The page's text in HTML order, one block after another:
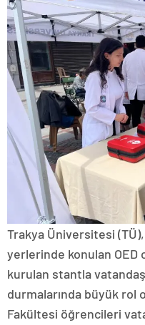
Trakya Üniversitesi
yerlerinde konulan OED
kurulan stantla
durmalarında büyük rol
Fakültesi öğrencileri